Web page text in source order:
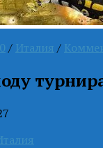
/ Италия /